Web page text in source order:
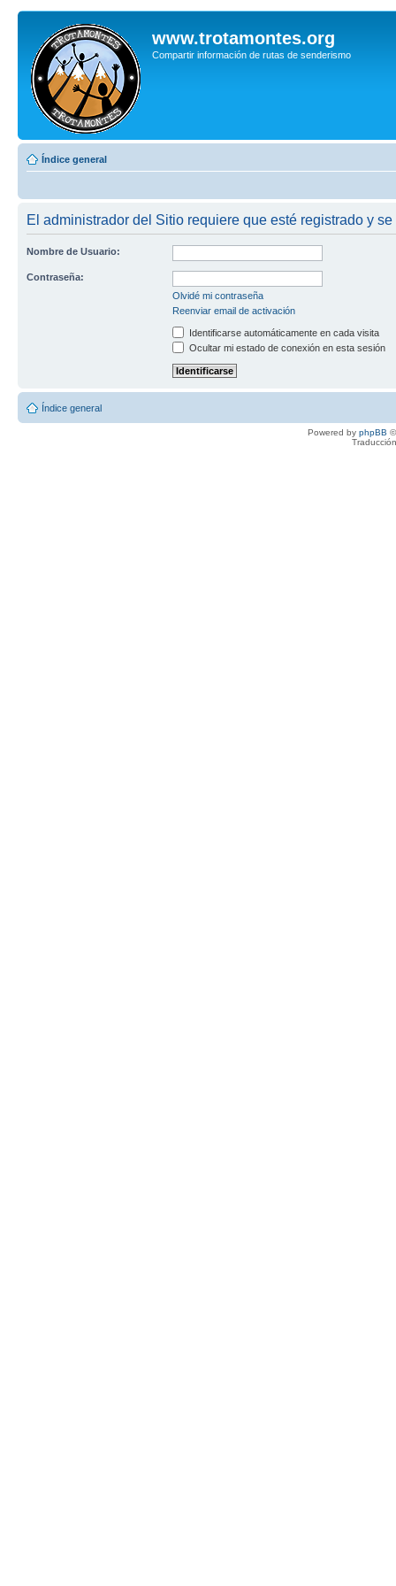
www.trotamontes.org
Compartir información de rutas de senderismo
Índice general
El administrador del Sitio requiere que esté registrado y
Nombre de Usuario:
Contraseña:
Olvidé mi contraseña
Reenviar email de activación
Identificarse automáticamente en cada visita
Ocultar mi estado de conexión en esta sesión
Índice general
Powered by phpBB